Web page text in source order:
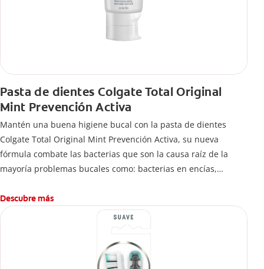
Pasta de dientes Colgate Total Original
Mint Prevención Activa
Mantén una buena higiene bucal con la pasta de dientes
Colgate Total Original Mint Prevención Activa, su nueva
fórmula combate las bacterias que son la causa raíz de la
mayoría problemas bucales como: bacterias en encías,
caries.
Descubre más